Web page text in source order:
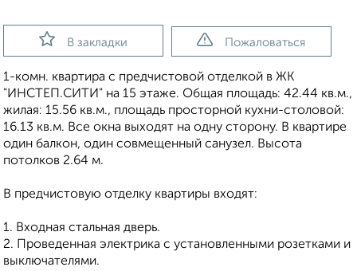
В закладки Пожаловаться
1-комн. квартира с предчистовой отделкой в ЖК
"ИНСТЕП.СИТИ" на 15 этаже. Общая площадь: 42.44 кв.м.,
жилая: 15.56 кв.м., площадь просторной кухни-столовой:
16.13 кв.м. Все окна выходят на одну сторону. В квартире
один балкон, один совмещенный санузел. Высота
потолков 2.64 м.
В предчистовую отделку квартиры входят:
1. Входная стальная дверь.
2. Проведенная электрика с установленными розетками и
выключателями.